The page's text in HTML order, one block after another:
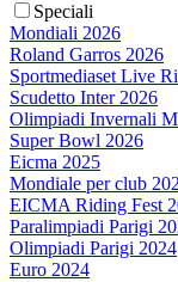
Speciali
Mondiali 2026
Roland Garros 2026
Sportmediaset Live
Scudetto Inter 2026
Olimpiadi Invernali
Super Bowl 2026
Eicma 2025
Mondiale per club
EICMA Riding Fest
Paralimpiadi Parigi
Olimpiadi Parigi 2024
Euro 2024